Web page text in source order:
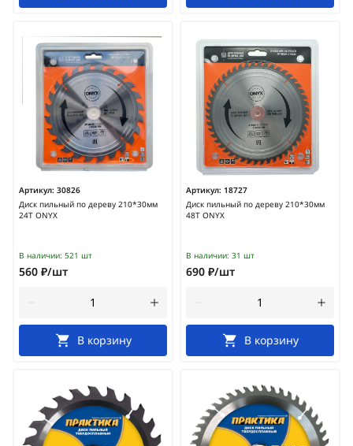
Артикул: 30826
Диск пильный по дереву 210*30мм
24Т ONYX
В наличии: 521 шт
560 ₽/шт
В корзину
Артикул: 18727
Диск пильный по дереву 210*30мм
48Т ONYX
В наличии: 31 шт
690 ₽/шт
В корзину